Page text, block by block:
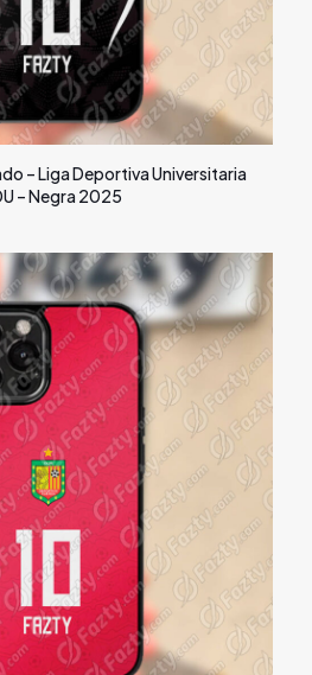
– Liga Deportiva Universitaria
– Negra 2025